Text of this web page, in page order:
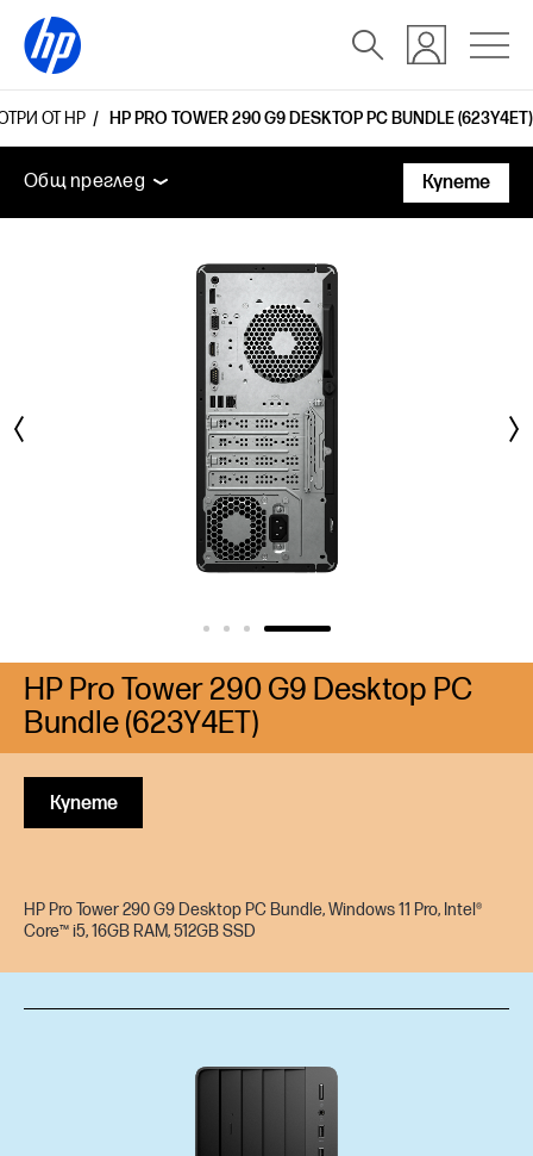
ОТ HP HP PRO TOWER 290 G9 DESKTOP PC BUNDLE (623Y4ET)
Общ преглед Функции
Технически
Общ преглед
Технически спецификации
Купете
Купете
HP Pro Tower 290 G9 Desktop PC Bundle, Windows 11 Pro, Intel®
Core™ i5, 16GB RAM, 512GB SSD
HP Pro Tower 290 G9 Desktop PC
Bundle (623Y4ET)